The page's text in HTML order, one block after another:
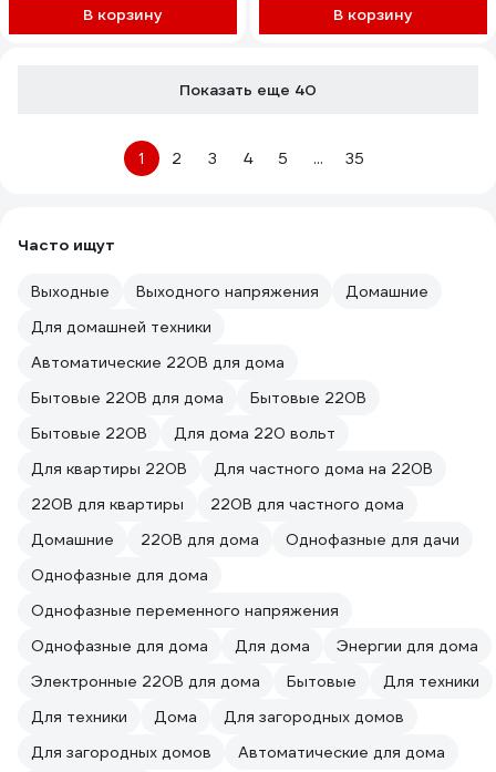
В корзину В корзину
Показать еще 40
1 2 3 4 5 ... 35
Часто ищут
Выходные Выходного напряжения
Домашние
Для домашней техники
Автоматические 220В для дома
Бытовые 220В для дома
Бытовые 220В
Бытовые 220В
Для дома 220 вольт
Для квартиры 220В
Для частного дома на 220В
220В для квартиры
220В для частного дома
Домашние
220В для дома
Однофазные для дачи
Однофазные для дома
Однофазные переменного напряжения
Однофазные для дома
Для дома
Энергии для дома
Электронные 220В для дома
Бытовые
Для техники
Для техники
Дома
Для загородных домов
Для загородных домов
Автоматические для дома